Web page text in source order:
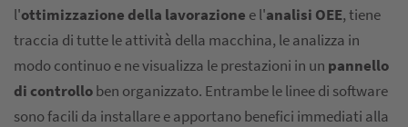
l'ottimizzazione della lavorazione e l'analisi OEE, tiene
traccia di tutte le attività della macchina, le analizza in
modo continuo e ne visualizza le prestazioni in un pannello
di controlloben organizzato. Entrambe le linee di software
sono facili da installare e apportano benefici immediati alla